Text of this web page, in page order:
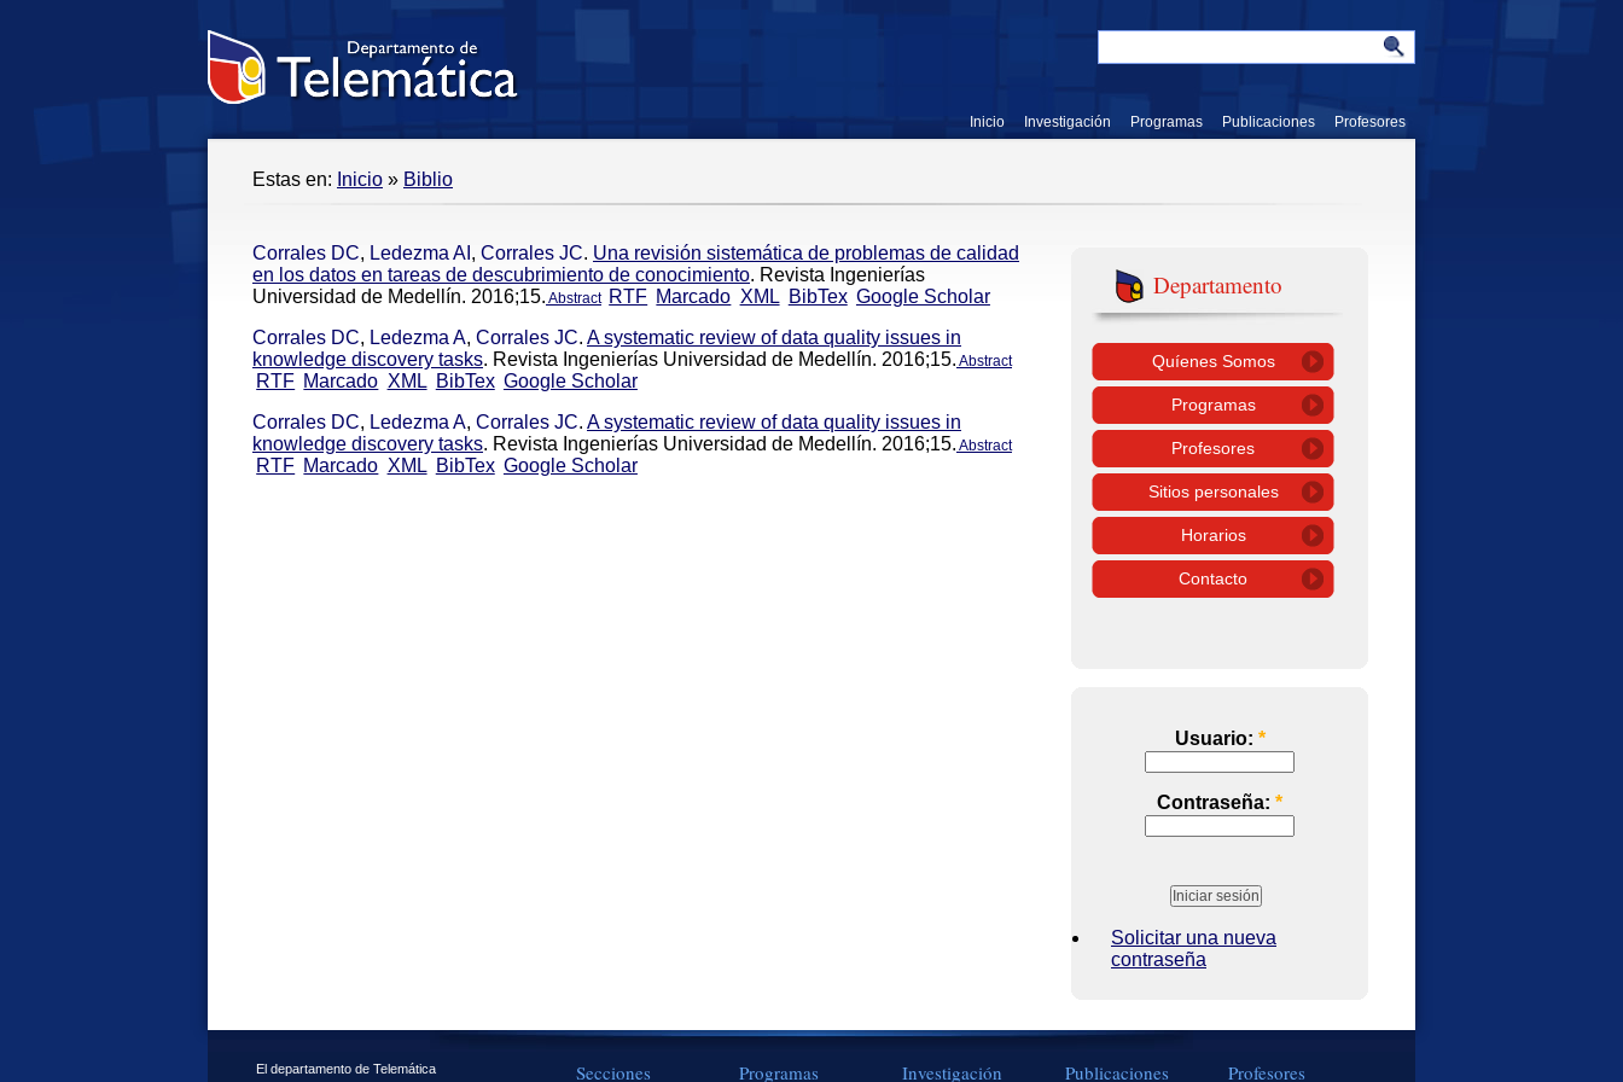
Inicio Investigación Programas Publicaciones Profesores
Estas en: Inicio » Biblio
Corrales DC, Ledezma AI , Corrales JC. Una revisión sistemática de problemas de calidad
en los datos en tareas de descubrimiento de conocimiento. Revista Ingenierías
Universidad de Medellín. 2016;15. Abstract RTF Marcado XML BibTex Google Scholar
Corrales DC, Ledezma A, Corrales JC. A systematic review of data quality issues in
knowledge discovery tasks. Revista Ingenierías Universidad de Medellín. 2016;15. Abstract
RTF Marcado XML BibTex Google Scholar
Corrales DC, Ledezma A, Corrales JC. A systematic review of data quality issues in
knowledge discovery tasks. Revista Ingenierías Universidad de Medellín. 2016;15. Abstract
RTF Marcado XML BibTex Google Scholar
Departamento
Quíenes Somos
Programas
Profesores
Sitios personales
Horarios
Contacto
Usuario: *
Contraseña: *
Solicitar una nueva
contraseña
El departamento de Telemática
Secciones Programas Investigación Publicaciones Profesores